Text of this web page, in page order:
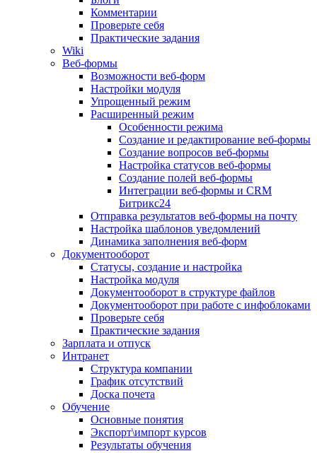
Комментарии
Проверьте себя
Практические задания
Wiki
Веб-формы
Возможности веб-форм
Настройки модуля
Упрощенный режим
Расширенный режим
Особенности режима
Создание и редактирование веб-формы
Создание вопросов веб-формы
Настройка статусов веб-формы
Создание полей веб-формы
Интеграции веб-формы и CRM
Битрикс24
Отправка результатов веб-формы на почту
Настройка шаблонов уведомлений
Динамика заполнения веб-форм
Документооборот
Статусы, создание и настройка
Настройка модуля
Документооборот в структуре файлов
Документооборот при работе с инфоблоками
Проверьте себя
Практические задания
Зарплата и отпуск
Интранет
Структура компании
График отсутствий
Доска почета
Обучение
Основные понятия
Экспорт\импорт курсов
Результаты обучения